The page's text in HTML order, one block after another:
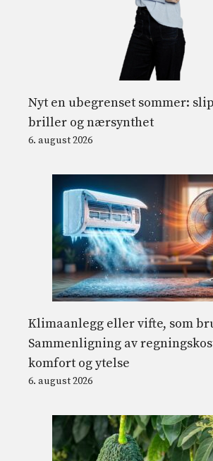
Nyt en ubegrenset sommer:
briller og nærsynthet
6. august 2026
Klimaanlegg eller vifte, som
Sammenligning av
komfort og ytelse
6. august 2026